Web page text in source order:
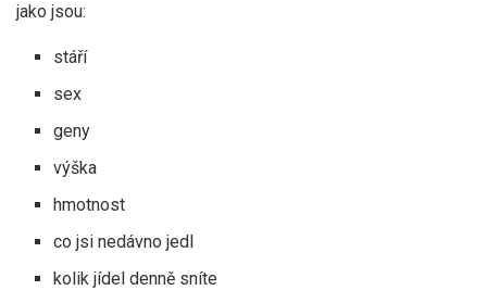
jako jsou:
stáří
sex
geny
výška
hmotnost
co jsi nedávno jedl
kolik jídel denně sníte